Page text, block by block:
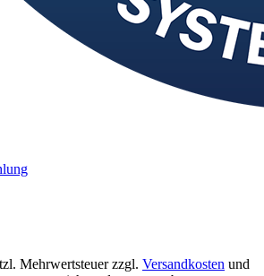
Mehrwertsteuer zzgl. Versandkosten und